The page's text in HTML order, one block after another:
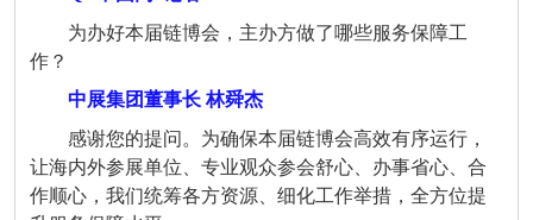
为办好本届链博会，主办方做了哪些服务保障工
作？
中展集团董事长 林舜杰
感谢您的提问。为确保本届链博会高效有序运行，
让海内外参展单位、专业观众参会舒心、办事省心、合
作顺心，我们统筹各方资源、细化工作举措，全方位提